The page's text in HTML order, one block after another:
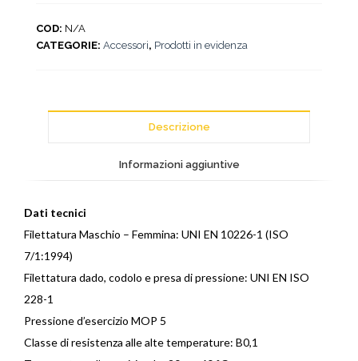
COD: N/A
CATEGORIE: Accessori, Prodotti in evidenza
Descrizione
Informazioni aggiuntive
Dati tecnici
Filettatura Maschio – Femmina: UNI EN 10226-1 (ISO
7/1:1994)
Filettatura dado, codolo e presa di pressione: UNI EN ISO
228-1
Pressione d’esercizio MOP 5
Classe di resistenza alle alte temperature: B0,1